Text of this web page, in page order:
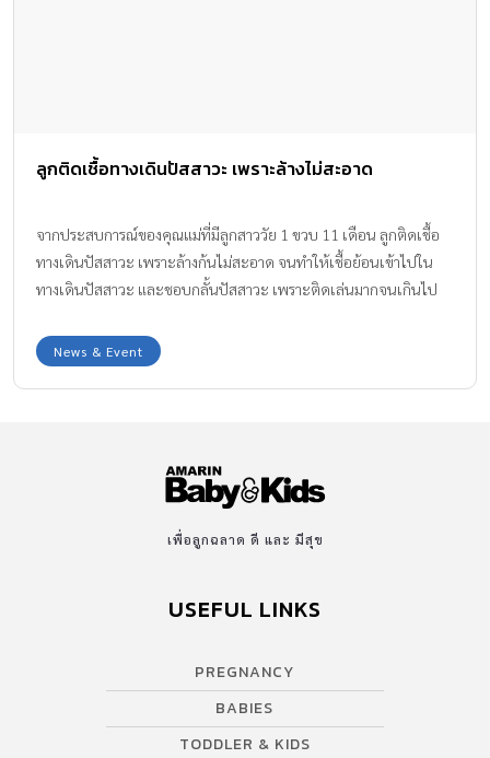
ลูกติดเชื้อทางเดินปัสสาวะ เพราะล้างไม่สะอาด
จากประสบการณ์ของคุณแม่ที่มีลูกสาววัย 1 ขวบ 11 เดือน ลูกติดเชื้อ
ทางเดินปัสสาวะ เพราะล้างก้นไม่สะอาด จนทำให้เชื้อย้อนเข้าไปใน
ทางเดินปัสสาวะ และชอบกลั้นปัสสาวะ เพราะติดเล่นมากจนเกินไป
อุทาหรณ์
News & Event
เพื่อลูกฉลาด ดี และ มีสุข
USEFUL LINKS
PREGNANCY
BABIES
TODDLER & KIDS